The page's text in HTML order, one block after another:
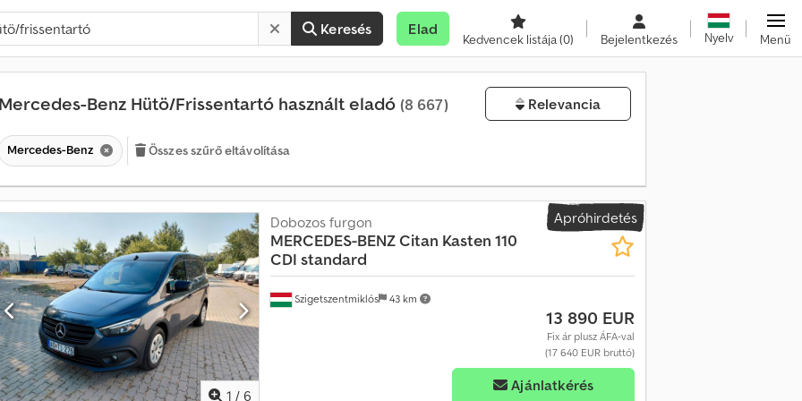
Keresés Elad
Kedvencek listája(0) Bejelentkezés Nyelv Menü
Mercedes-Benz Hütö/Frissentartó használt eladó (8 667) Relevancia
Mercedes-Benz Összes szűrő eltávolítása
Apróhirdetés
1 / 6
Szigetszentmiklós 43 km
Dobozos furgon
MERCEDES-BENZCitan Kasten 110
CDI standard
13 890 EUR
Fix ár plusz ÁFA-val
(17 640 EUR bruttó)
Ajánlatkérés
H
a
o